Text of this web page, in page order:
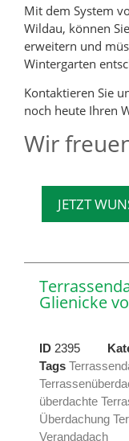
Mit dem System
Wildau, können
erweitern und
Wintergarten
Kontaktieren Sie
noch heute Ihren
Wir
JETZT
Glienicke
ID 2395
Tags
überdachte
Überdachung
Verandadach